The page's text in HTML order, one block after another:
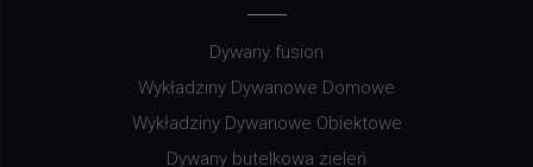
Dywany fusion
Wykładziny Dywanowe Domowe
Wykładziny Dywanowe Obiektowe
Dywany butelkowa zieleń